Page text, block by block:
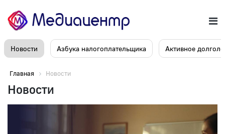
Новости Азбука налогоплательщика Активное
Главная Новости
Новости